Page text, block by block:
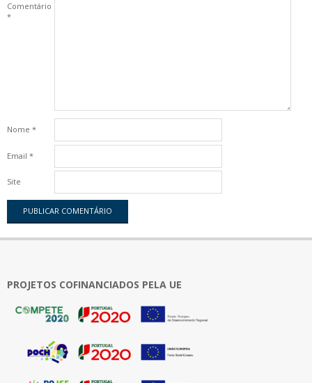
Comentário
*
Nome *
Email *
Site
PROJETOS COFINANCIADOS PELA UE